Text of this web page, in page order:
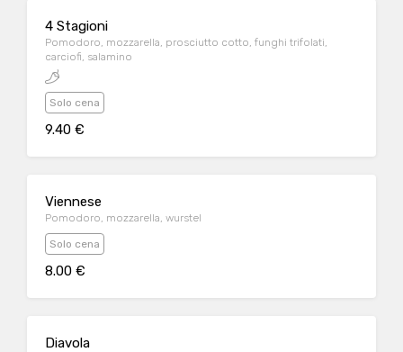
4 Stagioni
Pomodoro, mozzarella, prosciutto cotto, funghi trifolati,
carciofi, salamino
Solo cena
9.40 €
Viennese
Pomodoro, mozzarella, wurstel
Solo cena
8.00 €
Diavola